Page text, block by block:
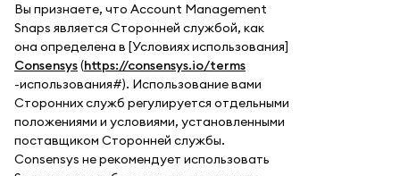
Вы признаете, что Account Management
Snaps является Сторонней службой, как
она определена в [Условиях использования]
Consensys(https://consensys.io/terms
-использования#). Использование вами
Сторонних служб регулируется отдельными
положениями и условиями, установленными
поставщиком Сторонней службы.
Consensys не рекомендует использовать